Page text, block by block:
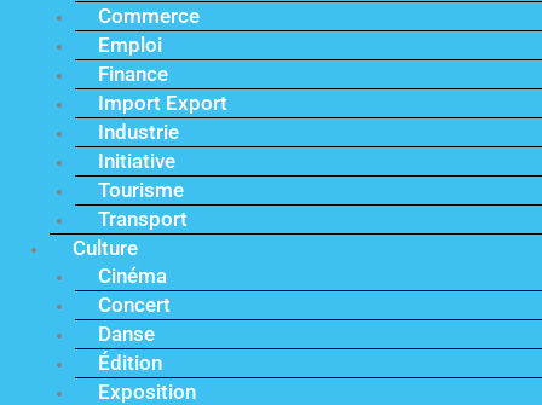
Commerce
Emploi
Finance
Import Export
Industrie
Initiative
Tourisme
Transport
Culture
Cinéma
Concert
Danse
Édition
Exposition